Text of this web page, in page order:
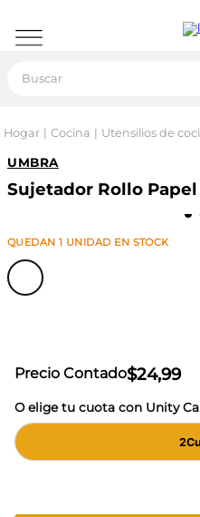
Hogar Cocina Utensilios de
UMBRA
Sujetador Rollo
QUEDAN1 UNIDAD EN STOCK
Precio Contado$24,99
O elige tu cuota con Unity
2